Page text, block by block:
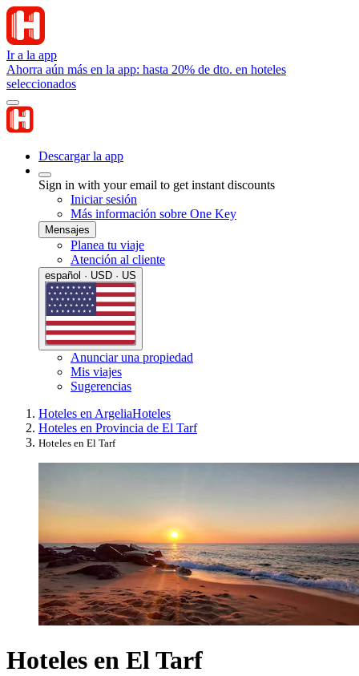
Ir a la app
Ahorra aún más en la app: hasta 20% de dto. en hoteles
seleccionados
Descargar la app
Sign in with your email to get instant discounts
Iniciar sesión
Más información sobre One Key
Mensajes
Planea tu viaje
Atención al cliente
español · USD · US
Anunciar una propiedad
Mis viajes
Sugerencias
Hoteles en ArgeliaHoteles
Hoteles en Provincia de El Tarf
Hoteles en El Tarf
Hoteles en El Tarf